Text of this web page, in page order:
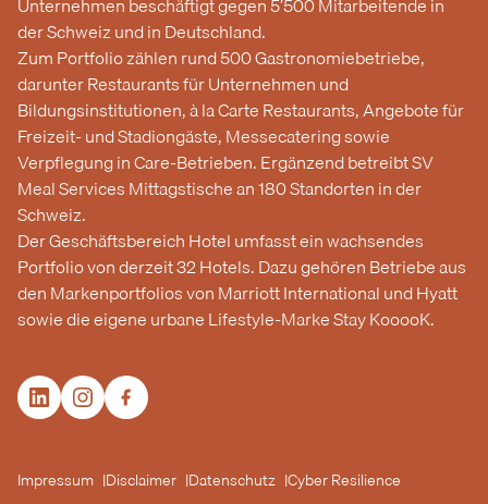
der Schweiz und in Deutschland.
Zum Portfolio zählen rund 500 Gastronomiebetriebe,
darunter Restaurants für Unternehmen und
Bildungsinstitutionen, à la Carte Restaurants, Angebote für
Freizeit- und Stadiongäste, Messecatering sowie
Verpflegung in Care-Betrieben. Ergänzend betreibt SV
Meal Services Mittagstische an 180 Standorten in der
Schweiz.
Der Geschäftsbereich Hotel umfasst ein wachsendes
Portfolio von derzeit 32 Hotels. Dazu gehören Betriebe aus
den Markenportfolios von Marriott International und Hyatt
sowie die eigene urbane Lifestyle-Marke Stay KooooK.
Impressum Disclaimer Datenschutz Cyber Resilience